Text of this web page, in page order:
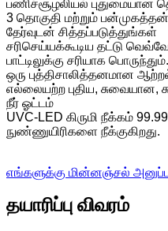
பணிச்சூழலியல் புதுமையான
3 தொகுதி மற்றும்
தேர்வுடன் சித்தப்படுத்துங்கள்
சரிசெய்யக்கூடிய தட்டு
பாட்டிலுக்கு சரியாக பொருந்தும்.
ஒரு புத்திசாலித்தனமான
எல்லையற்ற புதிய,
நீர் ஓட்டம்
UVC-LED கிருமி நீக்கம்
நுண்ணுயிரிகளை நீக்குகிறது.
எங்களுக்கு மின்னஞ்சல்
தயாரிப்பு விவரம்